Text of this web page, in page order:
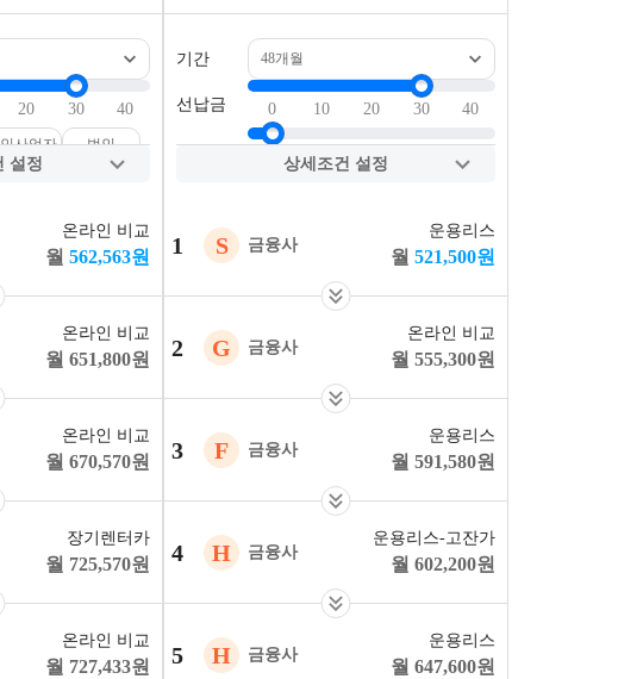
20 30
40
사업자 법인
3억
설정
온라인 비교
562,563원
온라인 비교
651,800원
온라인 비교
670,570원
장기렌터카
725,570원
온라인 비교
727,433원
기간
선납금 0 10 20 30 40
10 20 40
잔존가치
상세조건 설정
S 금융사
운용리스
521,500원
1
G 금융사
온라인 비교
555,300원
2
F 금융사
운용리스
591,580원
3
H 금융사
운용리스-고잔가
602,200원
4
H 금융사
운용리스
647,600원
5